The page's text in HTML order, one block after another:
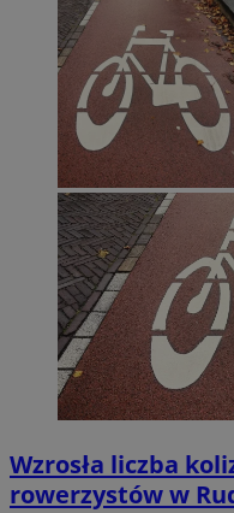
Wzrosła liczba
rowerzystów w